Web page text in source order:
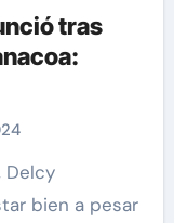
tras
bien a pesar